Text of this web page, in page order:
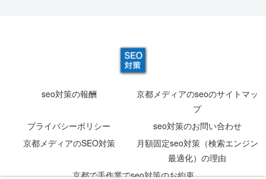
seo対策の報酬
京都メディアのseoのサイトマッ
プ
プライバシーポリシー
seo対策のお問い合わせ
京都メディアのSEO対策
月額固定seo対策（検索エンジン
最適化）の理由
京都で手作業でseo対策のお約束